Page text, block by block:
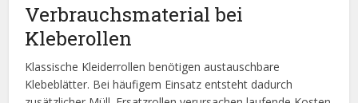
Verbrauchsmaterial bei
Kleberollen
Klassische Kleiderrollen benötigen austauschbare
Klebeblätter. Bei häufigem Einsatz entsteht dadurch